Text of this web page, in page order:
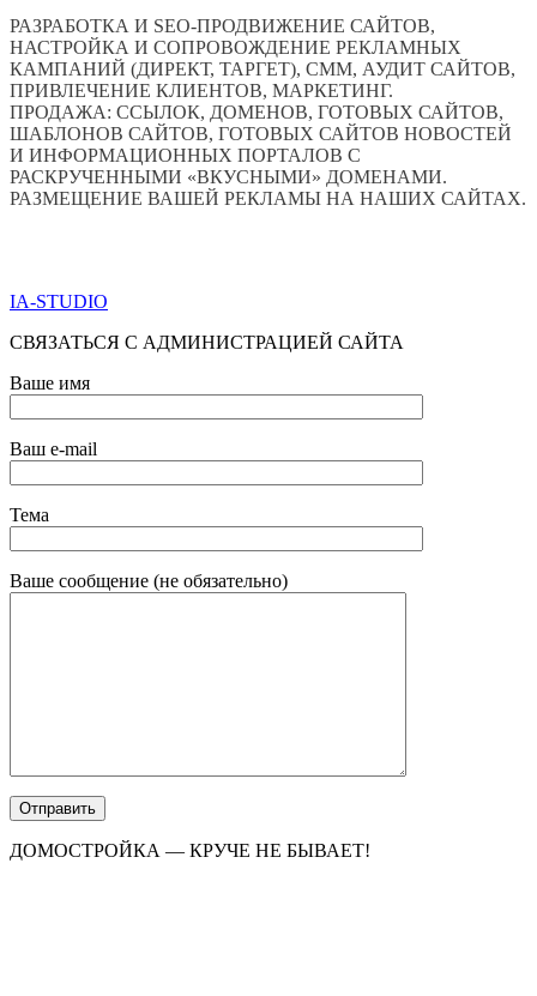
РАЗРАБОТКА И SEO-ПРОДВИЖЕНИЕ САЙТОВ,
НАСТРОЙКА И СОПРОВОЖДЕНИЕ РЕКЛАМНЫХ
КАМПАНИЙ (ДИРЕКТ, ТАРГЕТ), СММ, АУДИТ САЙТОВ,
ПРИВЛЕЧЕНИЕ КЛИЕНТОВ, МАРКЕТИНГ.
ПРОДАЖА: ССЫЛОК, ДОМЕНОВ, ГОТОВЫХ САЙТОВ,
ШАБЛОНОВ САЙТОВ, ГОТОВЫХ САЙТОВ НОВОСТЕЙ
И ИНФОРМАЦИОННЫХ ПОРТАЛОВ С
РАСКРУЧЕННЫМИ «ВКУСНЫМИ» ДОМЕНАМИ.
РАЗМЕЩЕНИЕ ВАШЕЙ РЕКЛАМЫ НА НАШИХ САЙТАХ.
IA-STUDIO
СВЯЗАТЬСЯ С АДМИНИСТРАЦИЕЙ САЙТА
Ваше имя
Ваш e-mail
Тема
Ваше сообщение (не обязательно)
ДОМОСТРОЙКА — КРУЧЕ НЕ БЫВАЕТ!